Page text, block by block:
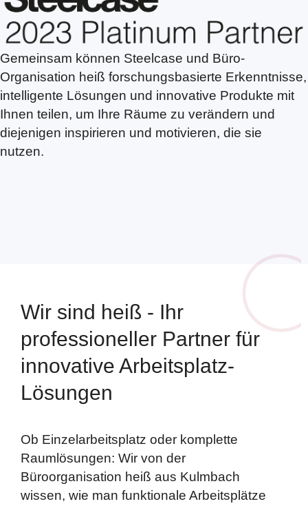
Gemeinsam können Steelcase und Büro-
Organisation heiß forschungsbasierte Erkenntnisse,
intelligente Lösungen und innovative Produkte mit
Ihnen teilen, um Ihre Räume zu verändern und
diejenigen inspirieren und motivieren, die sie
nutzen.
Wir sind heiß - Ihr
professioneller Partner für
innovative Arbeitsplatz-
Lösungen
Ob Einzelarbeitsplatz oder komplette
Raumlösungen: Wir von der
Büroorganisation heiß aus Kulmbach
wissen, wie man funktionale Arbeitsplätze